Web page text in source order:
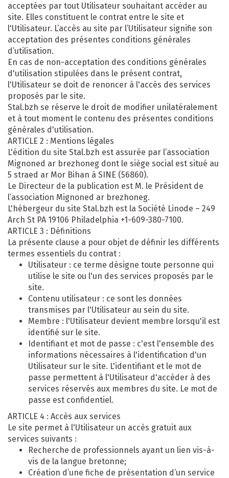
acceptées par tout Utilisateur souhaitant accéder au
site. Elles constituent le contrat entre le site et
l'Utilisateur. L’accès au site par l’Utilisateur signifie son
acceptation des présentes conditions générales
d’utilisation.
En cas de non-acceptation des conditions générales
d'utilisation stipulées dans le présent contrat,
l'Utilisateur se doit de renoncer à l'accès des services
proposés par le site.
Stal.bzh se réserve le droit de modifier unilatéralement
et à tout moment le contenu des présentes conditions
générales d'utilisation.
ARTICLE 2 : Mentions légales
L'édition du site Stal.bzh est assurée par l’association
Mignoned ar brezhoneg dont le siège social est situé au
5 straed ar Mor Bihan à SINE (56860).
Le Directeur de la publication est M. le Président de
l’association Mignoned ar brezhoneg.
L'hébergeur du site Stal.bzh est la Société Linode – 249
Arch St PA 19106 Philadelphia +1-609-380-7100.
ARTICLE 3 : Définitions
La présente clause a pour objet de définir les différents
termes essentiels du contrat :
Utilisateur : ce terme désigne toute personne qui
utilise le site ou l'un des services proposés par le
site.
Contenu utilisateur : ce sont les données
transmises par l'Utilisateur au sein du site.
Membre : l'Utilisateur devient membre lorsqu'il est
identifié sur le site.
Identifiant et mot de passe : c'est l'ensemble des
informations nécessaires à l'identification d'un
Utilisateur sur le site. L'identifiant et le mot de
passe permettent à l'Utilisateur d'accéder à des
services réservés aux membres du site. Le mot de
passe est confidentiel.
ARTICLE 4 : Accès aux services
Le site permet à l'Utilisateur un accès gratuit aux
services suivants :
Recherche de professionnels ayant un lien vis-à-
vis de la langue bretonne;
Création d’une fiche de présentation d’un service